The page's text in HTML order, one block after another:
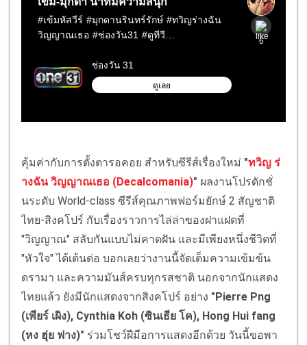
คุ้มค่ากับการตั้งตารอคอย สำหรับซีรีส์เรื่องใหม่ "ทวิญ ร่
างฉัน วิญญาณเธอ (Decalcomania)" ผลงานโปรดักชั่
นระดับ World-class ซีรีส์คุณภาพฟอร์มยักษ์ 2 สัญชาติ
ไทย-สิงคโปร์ กับเรื่องราวการไล่ล่าของฝาแฝดที่
"วิญญาณ" สลับกันแบบไม่คาดฝัน และมีเพียงหนึ่งชีวิตที่
"หัวใจ" ได้เต้นต่อ บอกเลยว่างานนี้จัดเต็มความเข้มข้น
ดรามา และความมันส์ครบทุกรสชาติ นอกจากนักแสดง
ไทยแล้ว ยังมีนักแสดงจากสิงคโปร์ อย่าง "Pierre Png
(เพียร์ เผิง), Cynthia Koh (ซินเธีย โค), Hong Hui fang
(หง ฮุ่ย ฟาง)" ร่วมโชว์ฝีมือการแสดงอีกด้วย วันนี้ขอพา